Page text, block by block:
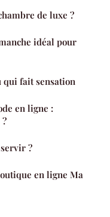
de luxe ?
idéal pour
qui fait sensation
en ligne :
?
en ligne Ma